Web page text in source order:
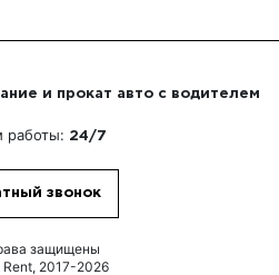
работать над своими
товарищами по бизнесу.
имеющие впечатляющий
и прокат авто с водителем
работы: 24/7
звонок
защищены
2017-2026